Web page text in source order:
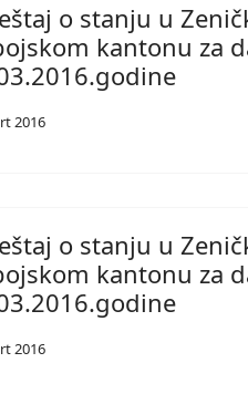
o stanju u
kantonu za
2016
o stanju u
kantonu za
2016